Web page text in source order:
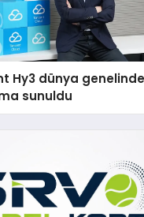
Hy3 dünya
sunuldu